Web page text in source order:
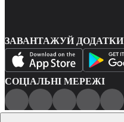
ЗАВАНТАЖУЙ ДОДАТКИ
СОЦІАЛЬНІ МЕРЕЖІ